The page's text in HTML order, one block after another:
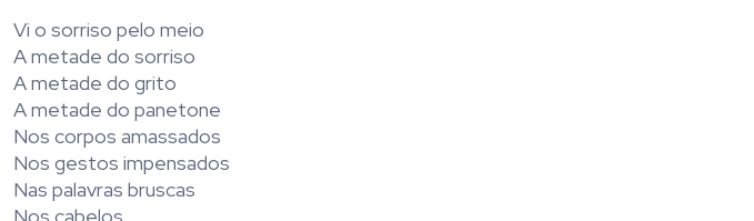
Vi o sorriso pelo meio
A metade do sorriso
A metade do grito
A metade do panetone
Nos corpos amassados
Nos gestos impensados
Nas palavras bruscas